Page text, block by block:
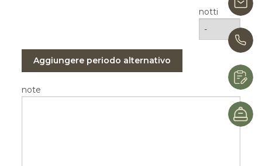
notti
Aggiungere periodo alternativo
note